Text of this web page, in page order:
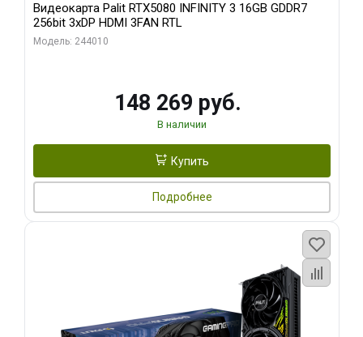
Видеокарта Palit RTX5080 INFINITY 3 16GB GDDR7
256bit 3xDP HDMI 3FAN RTL
Модель: 244010
148 269 руб.
В наличии
Купить
Подробнее